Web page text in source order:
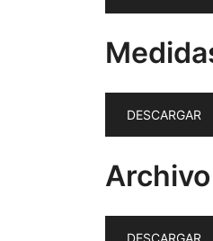
DESCARGAR
DESCARGAR